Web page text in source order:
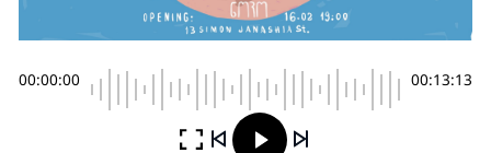
00:00:00 00:13:13